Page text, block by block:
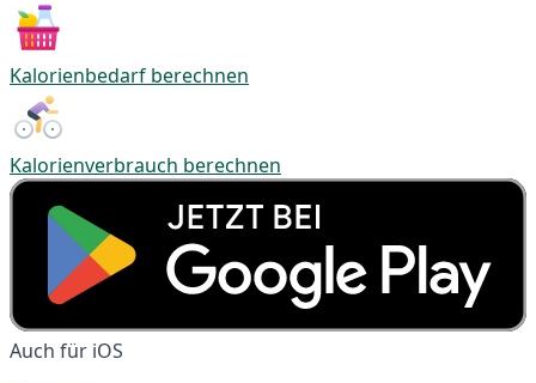
Kalorienbedarf berechnen
Kalorienverbrauch berechnen
Auch für iOS